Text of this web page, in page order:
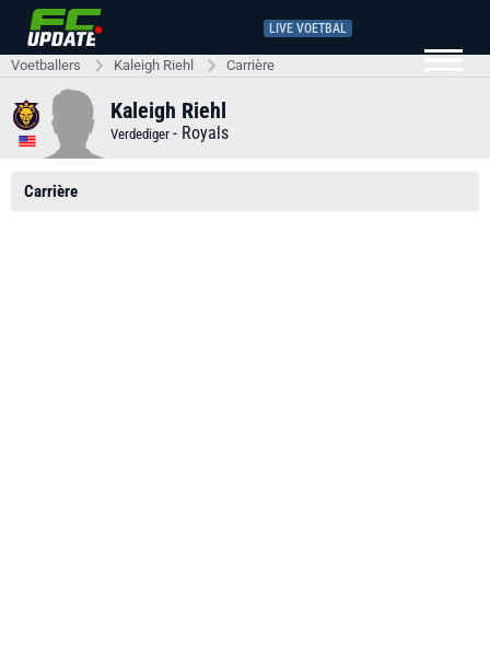
LIVE VOETBAL
Voetballers Kaleigh Riehl Carrière
Kaleigh Riehl
Verdediger - Royals
Carrière